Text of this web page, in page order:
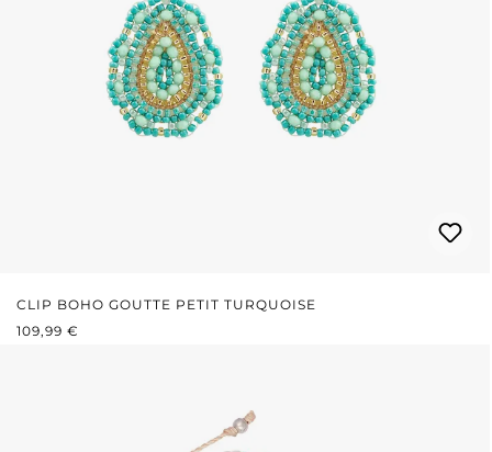
CLIP BOHO GOUTTE PETIT TURQUOISE
PRIX RÉGULIER :
109,99 €